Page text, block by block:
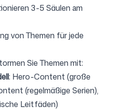
3-5 Säulen am
von Themen für jede
Sie Themen mit:
: Hero-Content (große
(regelmäßige Serien),
Leitfäden)